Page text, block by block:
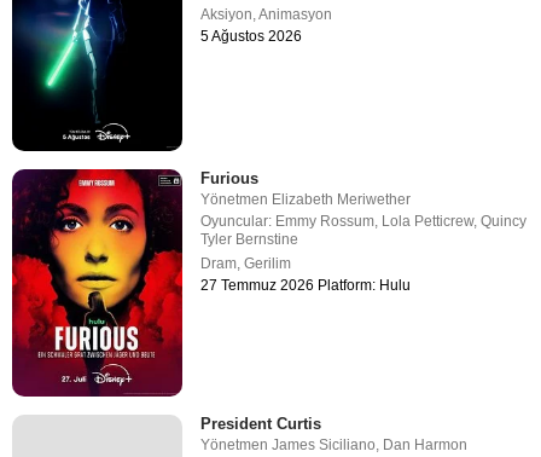
Aksiyon ,Animasyon
5 Ağustos 2026
Furious
Yönetmen Elizabeth Meriwether
Oyuncular: Emmy Rossum, Lola Petticrew,Quincy
Tyler Bernstine
Dram,Gerilim
27 Temmuz 2026 Platform: Hulu
President Curtis
YönetmenJames Siciliano, Dan Harmon